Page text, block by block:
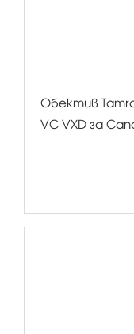
Обектив
VC VXD за